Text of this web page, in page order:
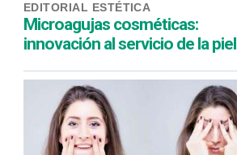
EDITORIAL ESTÉTICA
Microagujas cosméticas:
innovación al servicio de la piel